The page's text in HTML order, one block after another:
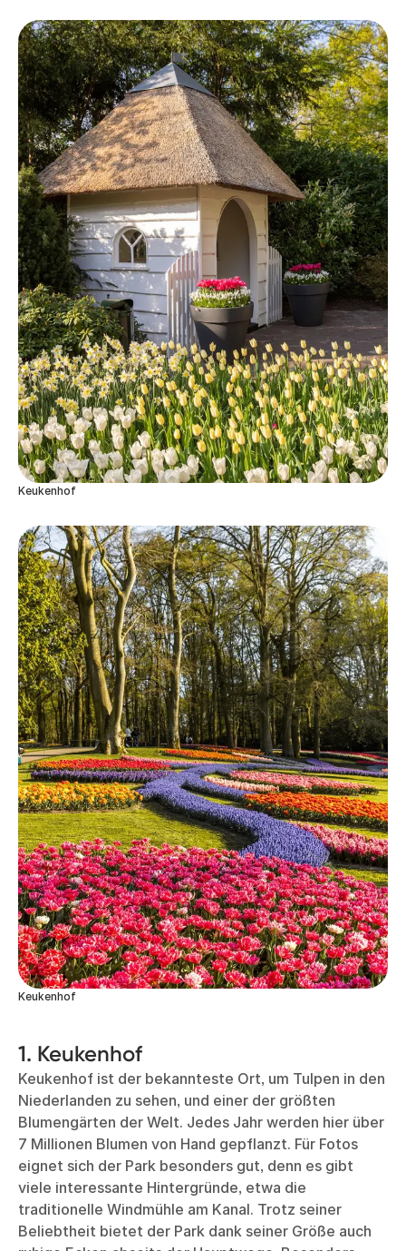
Keukenhof
Keukenhof
1. Keukenhof
Keukenhof ist der bekannteste Ort, um Tulpen in den
Niederlanden zu sehen, und einer der größten
Blumengärten der Welt. Jedes Jahr werden hier über
7 Millionen Blumen von Hand gepflanzt. Für Fotos
eignet sich der Park besonders gut, denn es gibt
viele interessante Hintergründe, etwa die
traditionelle Windmühle am Kanal. Trotz seiner
Beliebtheit bietet der Park dank seiner Größe auch